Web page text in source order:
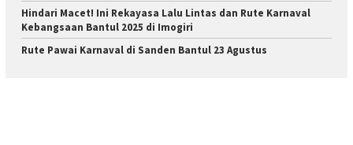
Hindari Macet! Ini Rekayasa Lalu Lintas dan Rute Karnaval
Kebangsaan Bantul 2025 di Imogiri
Rute Pawai Karnaval di Sanden Bantul 23 Agustus